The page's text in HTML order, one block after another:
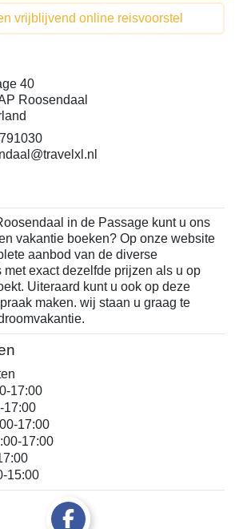
vrijblijvend online reisvoorstel
40
Roosendaal
in de Passage kunt u ons
vakantie boeken? Op onze website
aanbod van de diverse
met exact dezelfde prijzen als u op
Uiteraard kunt u ook op deze
maken. wij staan u graag te
17:00
17:00
17:00
17:00
15:00